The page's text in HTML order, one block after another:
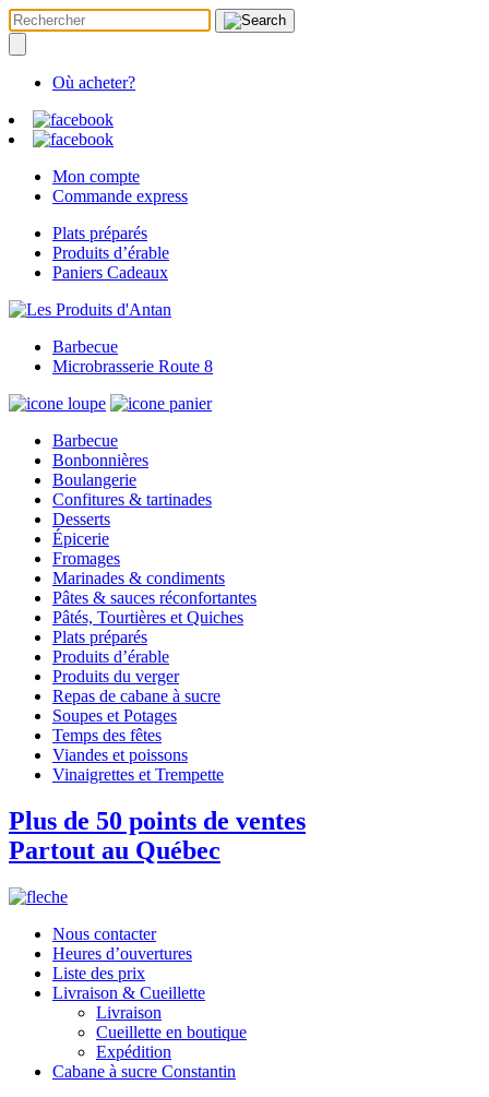
Où acheter?
Mon compte
Commande express
Plats préparés
Produits d’érable
Paniers Cadeaux
Barbecue
Microbrasserie Route 8
Barbecue
Bonbonnières
Boulangerie
Confitures & tartinades
Desserts
Épicerie
Fromages
Marinades & condiments
Pâtes & sauces réconfortantes
Pâtés, Tourtières et Quiches
Plats préparés
Produits d’érable
Produits du verger
Repas de cabane à sucre
Soupes et Potages
Temps des fêtes
Viandes et poissons
Vinaigrettes et Trempette
Plus de 50 points de ventes
Partout au Québec
Nous contacter
Heures d’ouvertures
Liste des prix
Livraison & Cueillette
Livraison
Cueillette en boutique
Expédition
Cabane à sucre Constantin